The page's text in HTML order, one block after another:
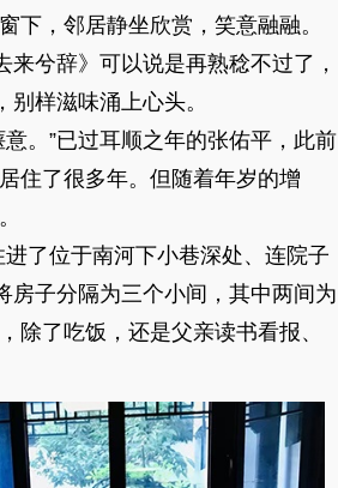
下，邻居静坐欣赏，笑意融融。
来兮辞》可以说是再熟稔不过了，
样滋味涌上心头。
。”已过耳顺之年的张佑平，此前
住了很多年。但随着年岁的增
了位于南河下小巷深处、连院子
房子分隔为三个小间，其中两间为
除了吃饭，还是父亲读书看报、